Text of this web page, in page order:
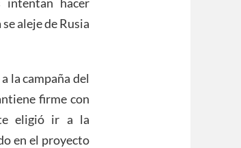
aleje de Rusia
la campaña del
firme con
eligió ir a la
en el proyecto